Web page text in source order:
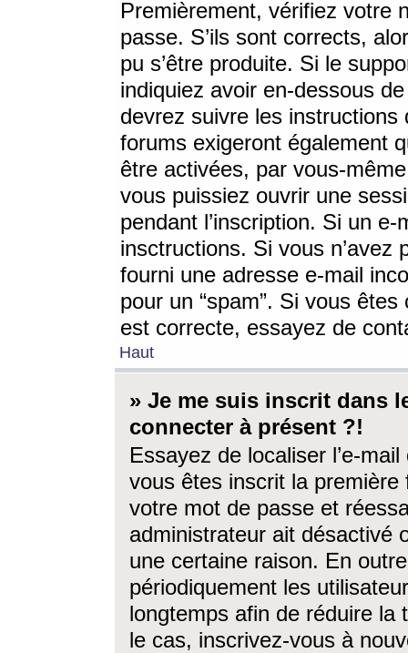
Premièrement, vérifiez votre
passe. S’ils sont corrects,
pu s’être produite. Si le
indiquiez avoir en-dessous
devrez suivre les
forums exigeront également
être activées, par vous-
vous puissiez ouvrir une
pendant l’inscription. Si un
insctructions. Si vous n’avez
fourni une adresse e-mail
pour un “spam”. Si vous
est correcte, essayez de
Haut
» Je me suis inscrit dans
connecter à présent ?!
Essayez de localiser l’e-
vous êtes inscrit la première
votre mot de passe et
administrateur ait désactivé
une certaine raison. En
périodiquement les
longtemps afin de réduire la
le cas, inscrivez-vous à